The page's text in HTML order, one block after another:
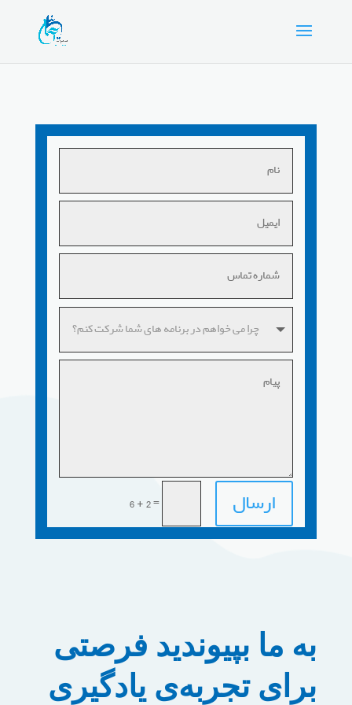
6 + 2= ارسال
به ما بپیوندید فرصتی
برای تجربه‌ی یادگیری